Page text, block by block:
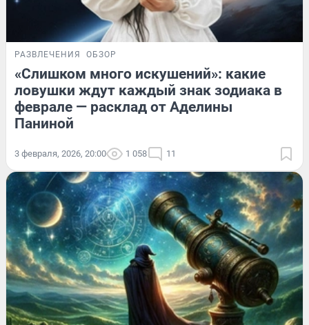
РАЗВЛЕЧЕНИЯ ОБЗОР
«Слишком много искушений»: какие
ловушки ждут каждый знак зодиака в
феврале — расклад от Аделины
Паниной
3 февраля, 2026, 20:00 1 058 11